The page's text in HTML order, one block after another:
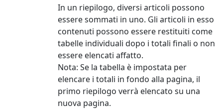
In un riepilogo, diversi articoli possono
essere sommati in uno. Gli articoli in esso
contenuti possono essere restituiti come
tabelle individuali dopo i totali finali o non
essere elencati affatto.
Nota: Se la tabella è impostata per
elencare i totali in fondo alla pagina, il
primo riepilogo verrà elencato su una
nuova pagina.